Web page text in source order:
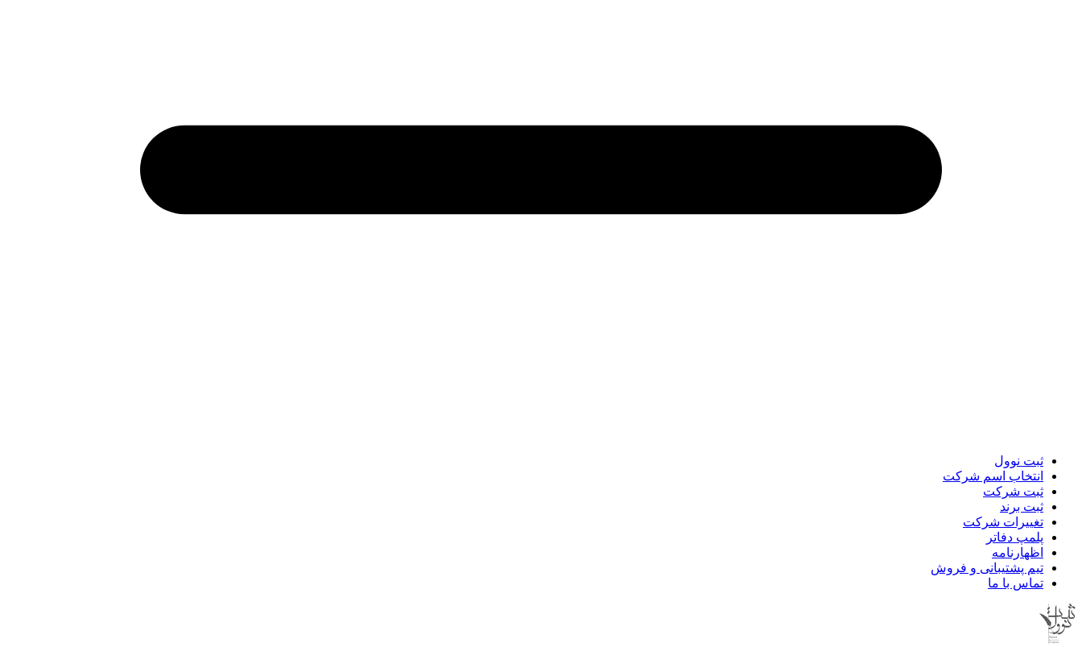
ثبت نوول
انتخاب اسم شرکت
ثبت شرکت
ثبت برند
تغییرات شرکت
پلمپ دفاتر
اظهارنامه
تیم پشتیبانی و فروش
تماس با ما